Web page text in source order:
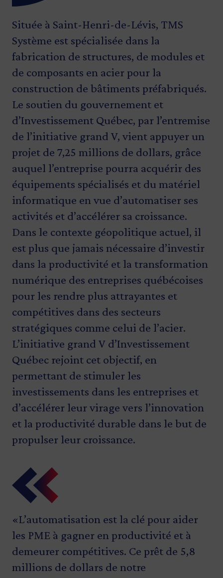
Située à Saint-Henri-de-Lévis, TMS
Système est spécialisée dans la
fabrication de structures, de modules et
de composants en acier pour la
construction de bâtiments préfabriqués.
Le soutien du gouvernement et
d’Investissement Québec, par l’entremise
de l’initiative grand V, vient appuyer un
projet de 7,25 millions de dollars, grâce
auquel l’entreprise pourra acquérir des
équipements spécialisés et du matériel
informatique en vue d’automatiser ses
activités et d’accélérer sa croissance.
Dans le contexte géopolitique actuel, il
est plus que jamais nécessaire d’investir
dans la productivité et la transformation
numérique des entreprises québécoises
pour les rendre plus attrayantes et
compétitives dans des secteurs
stratégiques comme celui de l’acier.
L’initiative grand V d’Investissement
Québec rejoint cet objectif, en
permettant de stimuler les
investissements dans les entreprises et
d’accélérer leur virage vers l’innovation
et la productivité durable dans le but de
propulser leur croissance.
«L’automatisation est la clé pour aider
les PME à gagner en productivité et à
demeurer compétitives. Ce prêt de 5,8
millions de dollars de notre
«En soutenant cette entreprise locale
dans son projet d’automatisation, on lui
donne des outils pour gagner en
efficacité dans le domaine de la
«Notre initiative grand V est conçue
pour aider les entreprises québécoises à
passer à la vitesse supérieure en misant
sur l’innovation. Le soutien accordé à
«Nous sommes fiers de poursuivre notre
croissance grâce au prêt d’Investissement
Québec. Depuis vingt-cinq ans, TMS
Système se distingue dans la